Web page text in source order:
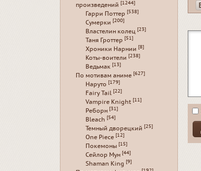
произведений [1244]
Гарри Поттер [538]
Сумерки [200]
Властелин колец [23]
Таня Гроттер [51]
Хроники Нарнии [8]
Коты-воители [238]
Ведьмак [13]
По мотивам аниме [627]
Наруто [179]
Fairy Tail [22]
Vampire Knight [11]
Реборн [31]
Bleach [54]
Темный дворецкий [25]
One Piece [12]
Покемоны [15]
Сейлор Мун [44]
Shaman King [9]